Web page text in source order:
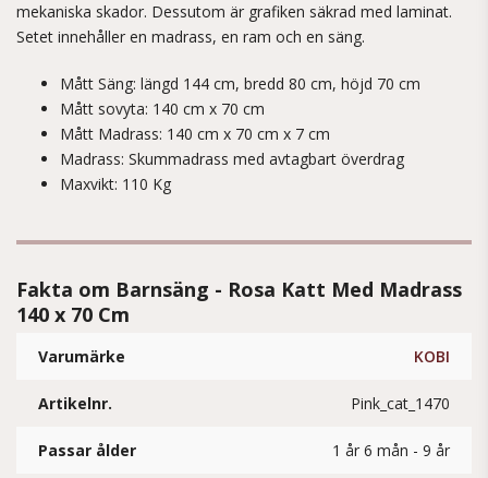
mekaniska skador. Dessutom är grafiken säkrad med laminat.
Setet innehåller en madrass, en ram och en säng.
Mått Säng: längd 144 cm, bredd 80 cm, höjd 70 cm
Mått sovyta: 140 cm x 70 cm
Mått Madrass: 140 cm x 70 cm x 7 cm
Madrass: Skummadrass med avtagbart överdrag
Maxvikt: 110 Kg
Fakta om Barnsäng - Rosa Katt Med Madrass
140 x 70 Cm
Varumärke KOBI
Artikelnr. Pink_cat_1470
Passar ålder 1 år 6 mån - 9 år